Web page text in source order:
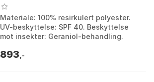
Materiale: 100% resirkulert polyester.
UV-beskyttelse: SPF 40. Beskyttelse
mot insekter: Geraniol-behandling.
Dusty fer...
893 ,-